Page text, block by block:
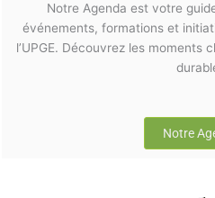
Notre Agenda est votre
événements, formations et
l’UPGE. Découvrez les moments
Notre